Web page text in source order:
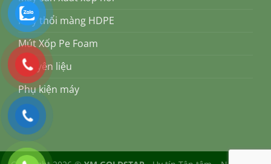
Máy thổi màng HDPE
Mút Xốp Pe Foam
Nguyên liệu
Phụ kiện máy